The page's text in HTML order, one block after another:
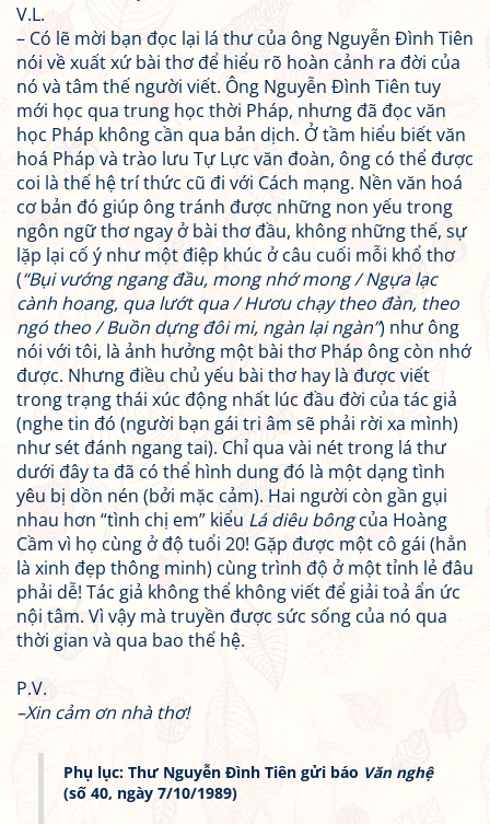
V.L.
– Có lẽ mời bạn đọc lại lá thư của ông Nguyễn Đình Tiên
nói về xuất xứ bài thơ để hiểu rõ hoàn cảnh ra đời của
nó và tâm thế người viết. Ông Nguyễn Đình Tiên tuy
mới học qua trung học thời Pháp, nhưng đã đọc văn
học Pháp không cần qua bản dịch. Ở tầm hiểu biết văn
hoá Pháp và trào lưu Tự Lực văn đoàn, ông có thể được
coi là thế hệ trí thức cũ đi với Cách mạng. Nền văn hoá
cơ bản đó giúp ông tránh được những non yếu trong
ngôn ngữ thơ ngay ở bài thơ đầu, không những thế, sự
lặp lại cố ý như một điệp khúc ở câu cuối mỗi khổ thơ
(“Bụi vướng ngang đầu, mong nhớ mong / Ngựa lạc
cành hoang, qua lướt qua / Hươu chạy theo đàn, theo
ngó theo / Buồn dựng đôi mi, ngàn lại ngàn”) như ông
nói với tôi, là ảnh hưởng một bài thơ Pháp ông còn nhớ
được. Nhưng điều chủ yếu bài thơ hay là được viết
trong trạng thái xúc động nhất lúc đầu đời của tác giả
(nghe tin đó (người bạn gái tri âm sẽ phải rời xa mình)
như sét đánh ngang tai). Chỉ qua vài nét trong lá thư
dưới đây ta đã có thể hình dung đó là một dạng tình
yêu bị dồn nén (bởi mặc cảm). Hai người còn gần gụi
nhau hơn “tình chị em” kiểu Lá diêu bôngcủa Hoàng
Cầm vì họ cùng ở độ tuổi 20! Gặp được một cô gái (hẳn
là xinh đẹp thông minh) cùng trình độ ở một tỉnh lẻ đâu
phải dễ! Tác giả không thể không viết để giải toả ẩn ức
nội tâm. Vì vậy mà truyền được sức sống của nó qua
thời gian và qua bao thế hệ.
P.V.
–Xin cảm ơn nhà thơ!
Phụ lục: Thư Nguyễn Đình Tiên gửi báo Văn nghệ
(số 40, ngày 7/10/1989)